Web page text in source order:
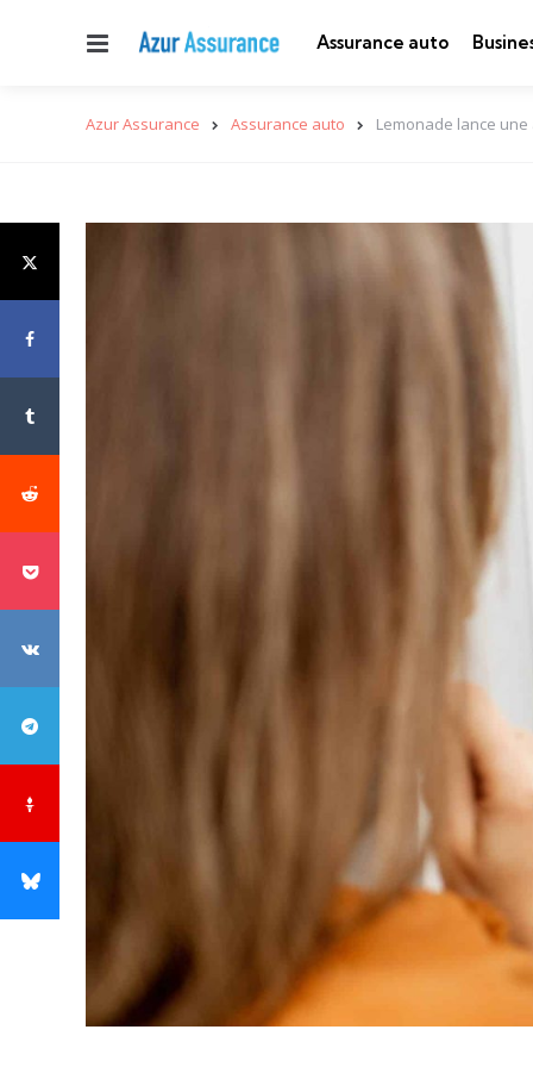
Menu Assurance auto
Azur Assurance Assurance auto Lemonade lance